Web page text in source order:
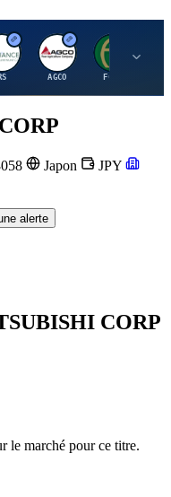
R
RS
A
AGCO FCFS
Japon
JPY
alerte
CORP
le marché pour ce titre.